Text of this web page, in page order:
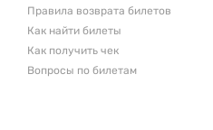
Правила возврата билетов
Как найти билеты
Как получить чек
Вопросы по билетам